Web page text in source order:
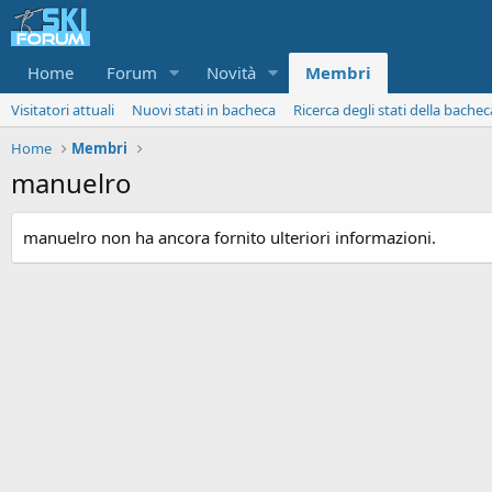
Home Forum Novità Membri
Visitatori attuali Nuovi stati in bacheca
Ricerca degli stati della
Home
Membri
manuelro
manuelro non ha ancora fornito ulteriori informazioni.